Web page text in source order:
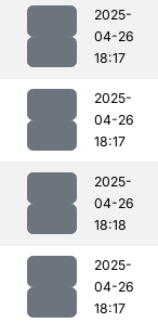
2025-
04-26
18:17
2025-
04-26
18:17
2025-
04-26
18:18
2025-
04-26
18:17